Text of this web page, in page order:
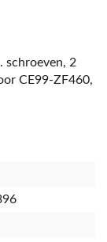
schroeven, 2
CE99-ZF460,